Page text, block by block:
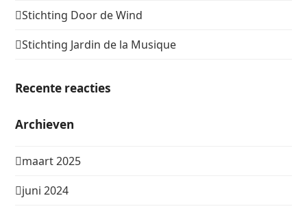
Stichting Door de Wind
Stichting Jardin de la Musique
Recente reacties
Archieven
maart 2025
juni 2024